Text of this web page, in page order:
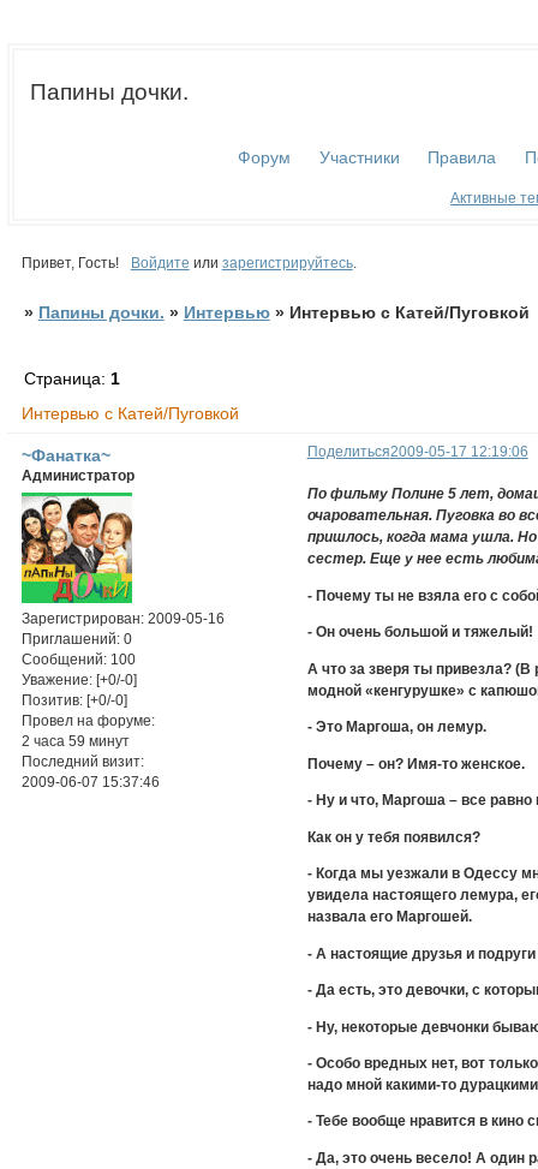
Папины дочки.
Форум Участники Правила
Активные
Привет, Гость! Войдите или зарегистрируйтесь.
» Папины дочки. » Интервью » Интервью с Катей/Пуговкой
Интервью с Катей/Пуговкой
Страница: 1
Поделиться2009-05-17 12:19:06
~Фанатка~
Администратор
Зарегистрирован: 2009-05-16
Приглашений: 0
Сообщений: 100
Уважение: [+0/-0]
Позитив: [+0/-0]
Провел на форуме:
2 часа 59 минут
Последний визит:
2009-06-07 15:37:46
По фильму Полине 5 лет,
очаровательная. Пуговка во
пришлось, когда мама ушла.
сестер. Еще у нее есть
- Почему ты не взяла его с
- Он очень большой и тяжелый!
А что за зверя ты привезла?
модной «кенгурушке» с
- Это Маргоша, он лемур.
Почему – он? Имя-то женское.
- Ну и что, Маргоша – все равно
Как он у тебя появился?
- Когда мы уезжали в Одессу
увидела настоящего лемура,
назвала его Маргошей.
- А настоящие друзья и подруги
- Да есть, это девочки, с
- Ну, некоторые девчонки
- Особо вредных нет, вот
надо мной какими-то
- Тебе вообще нравится в кино
- Да, это очень весело! А один